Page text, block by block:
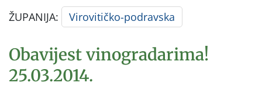
ŽUPANIJA: Virovitičko-podravska
Obavijest vinogradarima!
25.03.2014.